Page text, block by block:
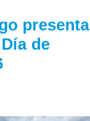
presenta
de